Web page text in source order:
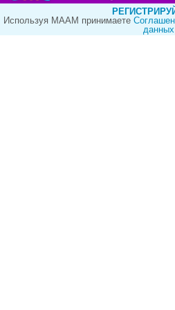
Используя МААМ принимаете
данных